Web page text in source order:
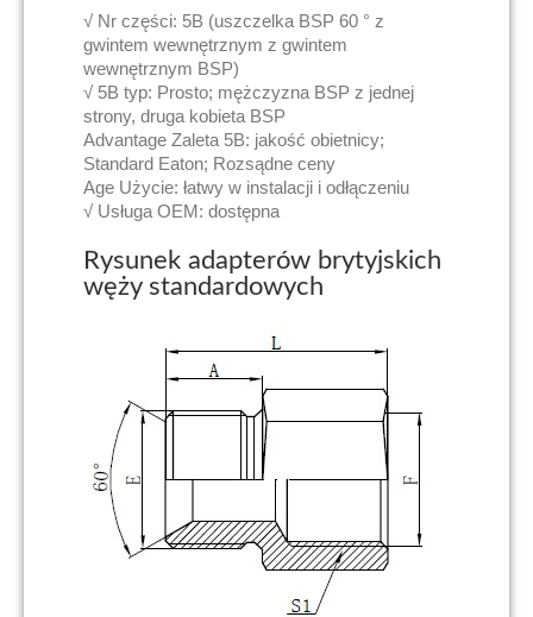
√ Nr części: 5B (uszczelka BSP 60 ° z
gwintem wewnętrznym z gwintem
wewnętrznym BSP)
√ 5B typ: Prosto; mężczyzna BSP z jednej
strony, druga kobieta BSP
Advantage Zaleta 5B: jakość obietnicy;
Standard Eaton; Rozsądne ceny
Age Użycie: łatwy w instalacji i odłączeniu
√ Usługa OEM: dostępna
Rysunek adapterów brytyjskich
węży standardowych